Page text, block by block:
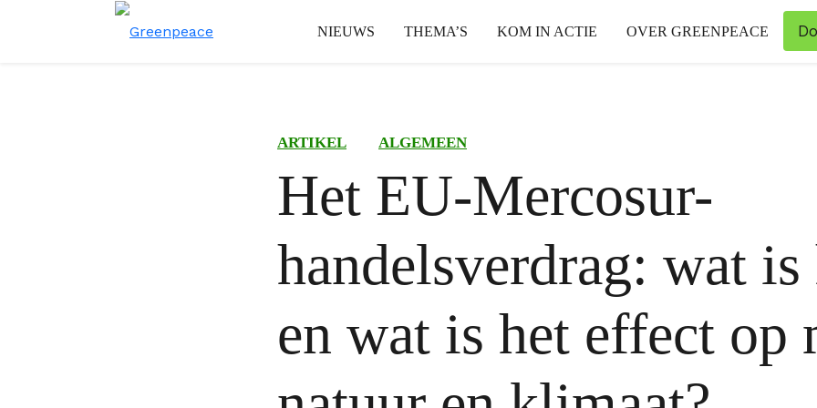
NIEUWS THEMA’S KOM IN ACTIE OVER GREENPEACE
ARTIKEL ALGEMEEN
Het EU-Mercosur-
handelsverdrag: wat is
en wat is het effect op